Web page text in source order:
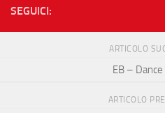
SEGUICI:
ARTICOLO
EB –
ARTICOLO